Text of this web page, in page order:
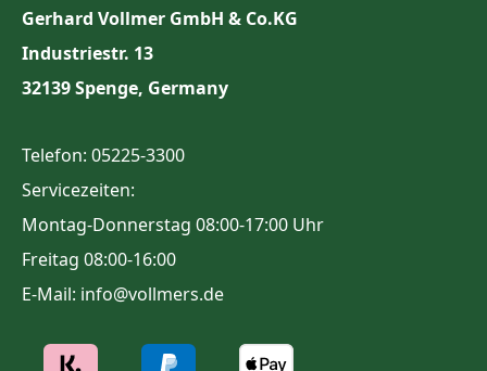
Gerhard Vollmer GmbH & Co.KG
Industriestr. 13
32139 Spenge, Germany
Telefon: 05225-3300
Servicezeiten:
Montag-Donnerstag 08:00-17:00 Uhr
Freitag 08:00-16:00
E-Mail: info@vollmers.de